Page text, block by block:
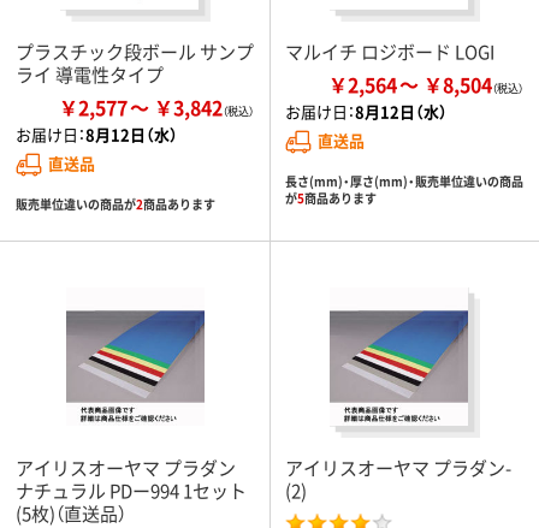
プラスチック段ボール サンプ
ライ 導電性タイプ
￥2,577 ￥3,842
お届け日：8月12日（水）
直送品
販売単位違いの商品が2商品あります
マルイチ ロジボード LOGI
￥2,564 ￥8,504
お届け日：8月12日（水）
直送品
長さ(mm)・厚さ(mm)・販売単位違いの商品
が5商品あります
アイリスオーヤマ プラダン
ナチュラル PDー994 1セット
(5枚)（直送品）
アイリスオーヤマ プラダン-
(2)